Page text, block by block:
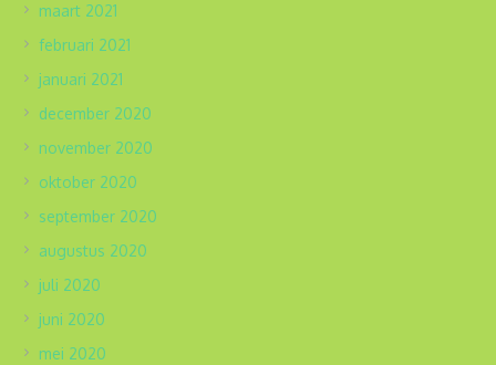
maart 2021
februari 2021
januari 2021
december 2020
november 2020
oktober 2020
september 2020
augustus 2020
juli 2020
juni 2020
mei 2020